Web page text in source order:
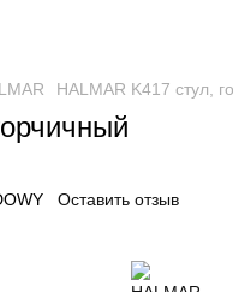
HALMAR K417 стул,
Оставить отзыв